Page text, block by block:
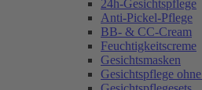
24h-Gesichtspflege
Anti-Pickel-Pflege
BB- & CC-Cream
Feuchtigkeitscreme
Gesichtsmasken
Gesichtspflege